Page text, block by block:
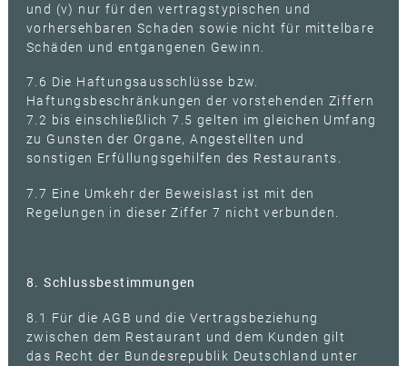
und (v) nur für den vertragstypischen und
vorhersehbaren Schaden sowie nicht für mittelbare
Schäden und entgangenen Gewinn.
7.6 Die Haftungsausschlüsse bzw.
Haftungsbeschränkungen der vorstehenden Ziffern
7.2 bis einschließlich 7.5 gelten im gleichen Umfang
zu Gunsten der Organe, Angestellten und
sonstigen Erfüllungsgehilfen des Restaurants.
7.7 Eine Umkehr der Beweislast ist mit den
Regelungen in dieser Ziffer 7 nicht verbunden.
8. Schlussbestimmungen
8.1 Für die AGB und die Vertragsbeziehung
zwischen dem Restaurant und dem Kunden gilt
das Recht der Bundesrepublik Deutschland unter